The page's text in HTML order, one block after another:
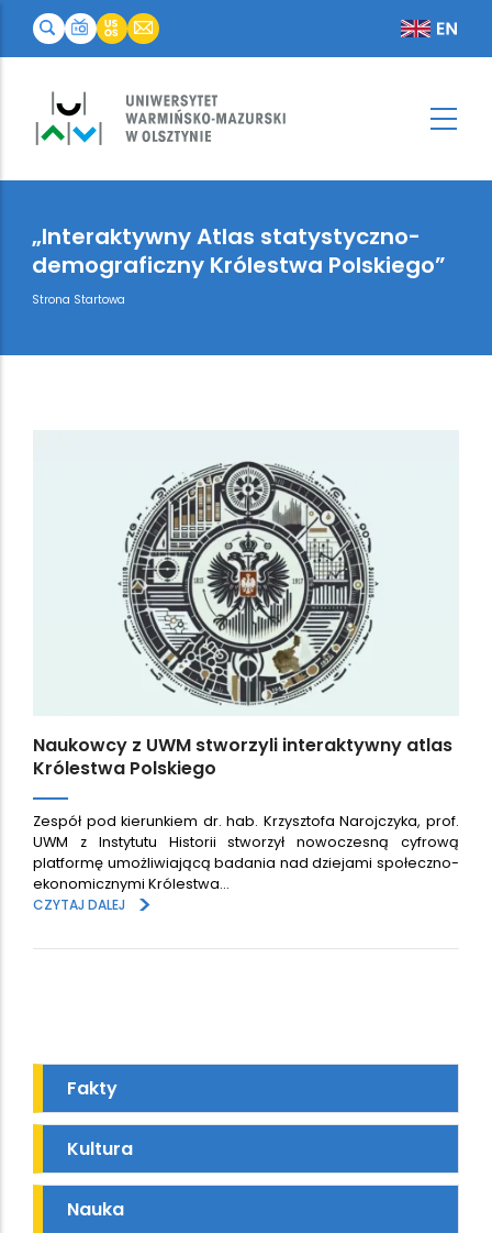
„Interaktywny Atlas statystyczno-
demograficzny Królestwa Polskiego”
Breadcrumb
Strona Startowa
Naukowcy z UWM stworzyli interaktywny atlas
Królestwa Polskiego
Zespół pod kierunkiem dr. hab. Krzysztofa Narojczyka, prof.
UWM z Instytutu Historii stworzył nowoczesną cyfrową
platformę umożliwiającą badania nad dziejami społeczno-
ekonomicznymi Królestwa…
CZYTAJ DALEJ
>
Fakty
Kultura
Nauka